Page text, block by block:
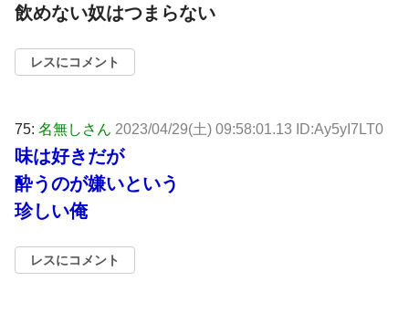
飲めない奴はつまらない
レスにコメント
75: 名無しさん 2023/04/29(土) 09:58:01.13 ID:Ay5yI7LT0
味は好きだが
酔うのが嫌いという
珍しい俺
レスにコメント